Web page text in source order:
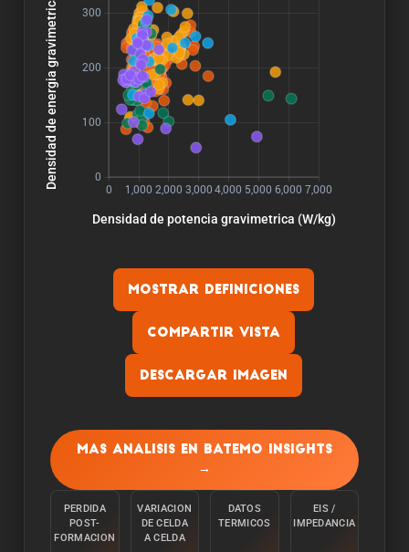
Mostrar definiciones
Compartir vista
Descargar imagen
La capacidad se mide descargando la celula a
una temperatura ambiente de 25°C desde el
100% con una corriente constante C/10 hasta
Energia:
Mas analisis en Batemo Insights
→
PERDIDA
POST-
FORMACION
VARIACION
DE CELDA
A CELDA
DATOS
TERMICOS
EIS /
IMPEDANCIA